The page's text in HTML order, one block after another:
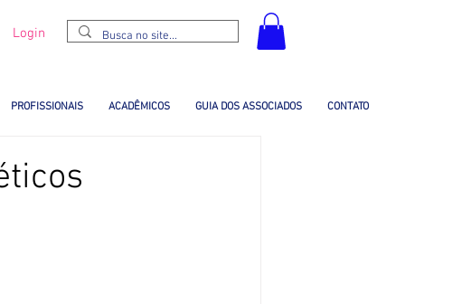
Login
PROFISSIONAIS ACADÊMICOS GUIA DOS ASSOCIADOS CONTATO